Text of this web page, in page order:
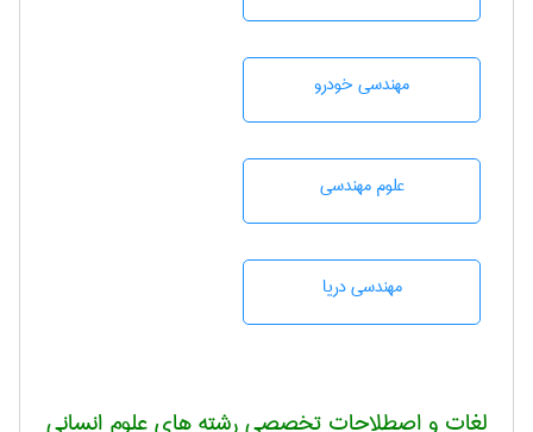
مهندسی خودرو
علوم مهندسی
مهندسی دریا
لغات و اصطلاحات تخصصی رشته های علوم انسانی